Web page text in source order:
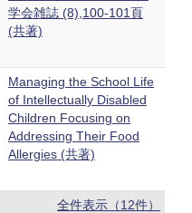
学会雑誌 (8),100-101頁
(共著)
Managing the School Life
of Intellectually Disabled
Children Focusing on
Addressing Their Food
Allergies (共著)
全件表示（12件）